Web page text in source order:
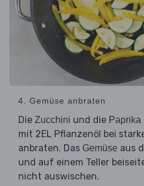
4. Gemüse anbraten
Die Zucchini und die Paprika
mit 2EL Pflanzenöl bei
anbraten. Das Gemüse aus
und auf einem Teller
nicht auswischen.